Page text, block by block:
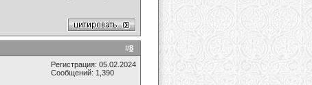
#8
Регистрация: 05.02.2024
Сообщений: 1,390